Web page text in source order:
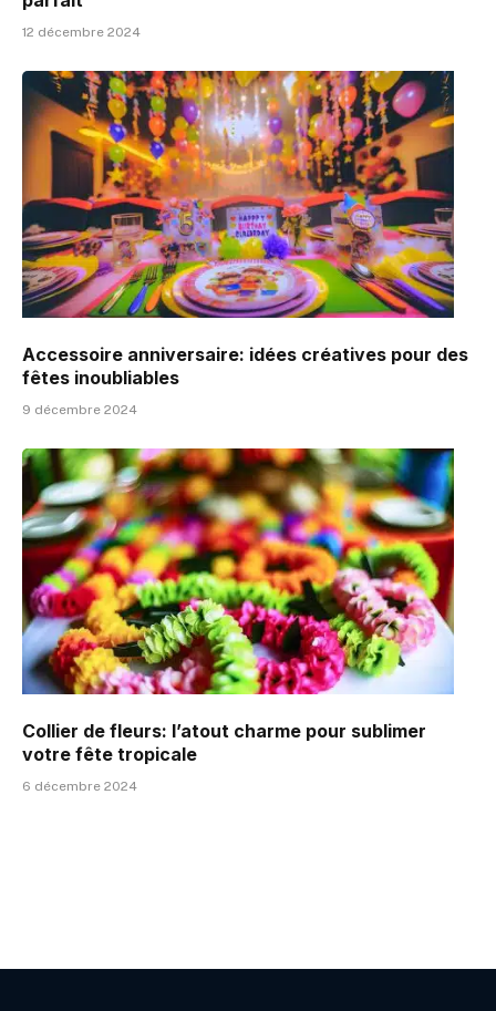
12 décembre 2024
Accessoire anniversaire: idées créatives pour des
fêtes inoubliables
9 décembre 2024
Collier de fleurs: l’atout charme pour sublimer
votre fête tropicale
6 décembre 2024